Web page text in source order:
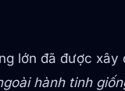
lớn đã được xây
hành tinh